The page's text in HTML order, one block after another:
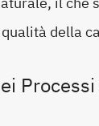
della